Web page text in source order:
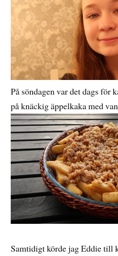
På söndagen var det dags för
på knäckig äppelkaka med
Samtidigt körde jag Eddie till